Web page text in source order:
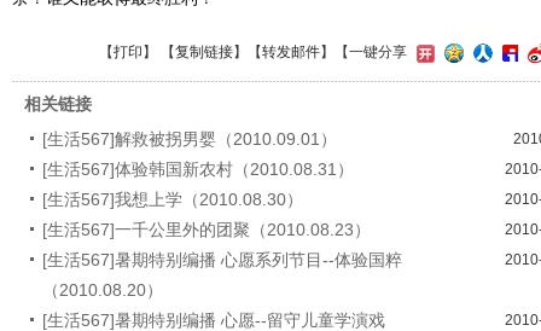
【打印 】 【复制链接】【转发邮件】 【一键分享
相关链接
[生活567]解救被拐男婴（2010.09.01）
[生活567]体验韩国新农村（2010.08.31）
[生活567]我想上学（2010.08.30）
[生活567]一千公里外的团聚（2010.08.23）
[生活567]暑期特别编播 心愿系列节目--体验国粹
（2010.08.20）
[生活567]暑期特别编播 心愿--留守儿童学演戏